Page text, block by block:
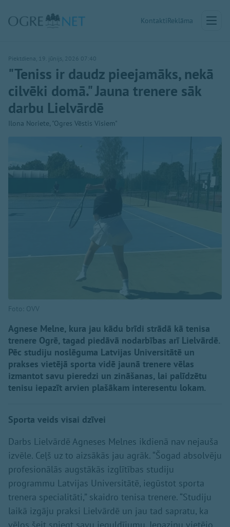
KontaktiReklāma
Piektdiena, 19. jūnijs, 2026 07:40
"Teniss ir daudz pieejamāks, nekā
cilvēki domā." Jauna trenere sāk
darbu Lielvārdē
Ilona Noriete, "Ogres Vēstis Visiem"
Foto: OVV
Agnese Melne, kura jau kādu brīdi strādā kā tenisa
trenere Ogrē, tagad piedāvā nodarbības arī Lielvārdē.
Pēc studiju noslēguma Latvijas Universitātē un
prakses vietējā sporta vidē jaunā trenere vēlas
izmantot savu pieredzi un zināšanas, lai palīdzētu
tenisu iepazīt arvien plašākam interesentu lokam.
Sporta veids visai dzīvei
Darbs Lielvārdē Agneses Melnes ikdienā nav nejauša
izvēle. Ceļš uz to aizsākās jau agrāk. “Šogad absolvēju
profesionālās augstākās izglītības studiju
programmu Latvijas Universitātē, iegūstot sporta
trenera specialitāti,” skaidro tenisa trenere. “Studiju
laikā izgāju praksi Lielvārdē un jau tad sapratu, ka
vēlos šeit sniegt savu ieguldījumu. Iepazinu vietējo